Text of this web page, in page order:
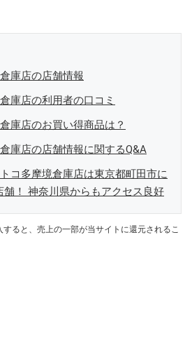
庫店の店舗情報
庫店の利用者の口コミ
庫店のお買い得商品は？
庫店の店舗情報に関するQ&A
コ多摩境倉庫店は東京都町田市に
舗！ 神奈川県からもアクセス良好
ると、売上の一部が当サイトに還元されるこ